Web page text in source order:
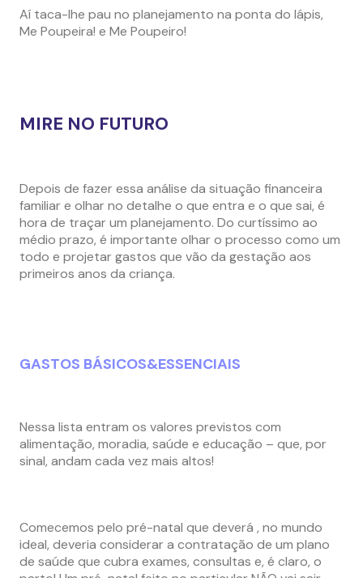
Aí taca-lhe pau no planejamento na ponta do lápis,
Me Poupeira! e Me Poupeiro!
MIRE NO FUTURO
Depois de fazer essa análise da situação financeira
familiar e olhar no detalhe o que entra e o que sai, é
hora de traçar um planejamento. Do curtíssimo ao
médio prazo, é importante olhar o processo como um
todo e projetar gastos que vão da gestação aos
primeiros anos da criança.
GASTOS BÁSICOS&ESSENCIAIS
Nessa lista entram os valores previstos com
alimentação, moradia, saúde e educação – que, por
sinal, andam cada vez mais altos!
Comecemos pelo pré-natal que deverá , no mundo
ideal, deveria considerar a contratação de um plano
de saúde que cubra exames, consultas e, é claro, o